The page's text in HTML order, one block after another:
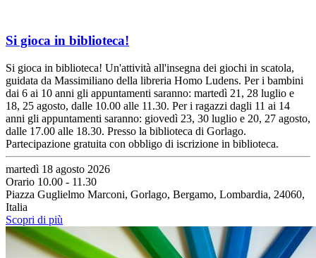
Si gioca in biblioteca!
Si gioca in biblioteca! Un'attività all'insegna dei giochi in scatola,
guidata da Massimiliano della libreria Homo Ludens. Per i bambini
dai 6 ai 10 anni gli appuntamenti saranno: martedì 21, 28 luglio e
18, 25 agosto, dalle 10.00 alle 11.30. Per i ragazzi dagli 11 ai 14
anni gli appuntamenti saranno: giovedì 23, 30 luglio e 20, 27 agosto,
dalle 17.00 alle 18.30. Presso la biblioteca di Gorlago.
Partecipazione gratuita con obbligo di iscrizione in biblioteca.
martedì 18 agosto 2026
Orario 10.00 - 11.30
Piazza Guglielmo Marconi, Gorlago, Bergamo, Lombardia, 24060,
Italia
Scopri di più